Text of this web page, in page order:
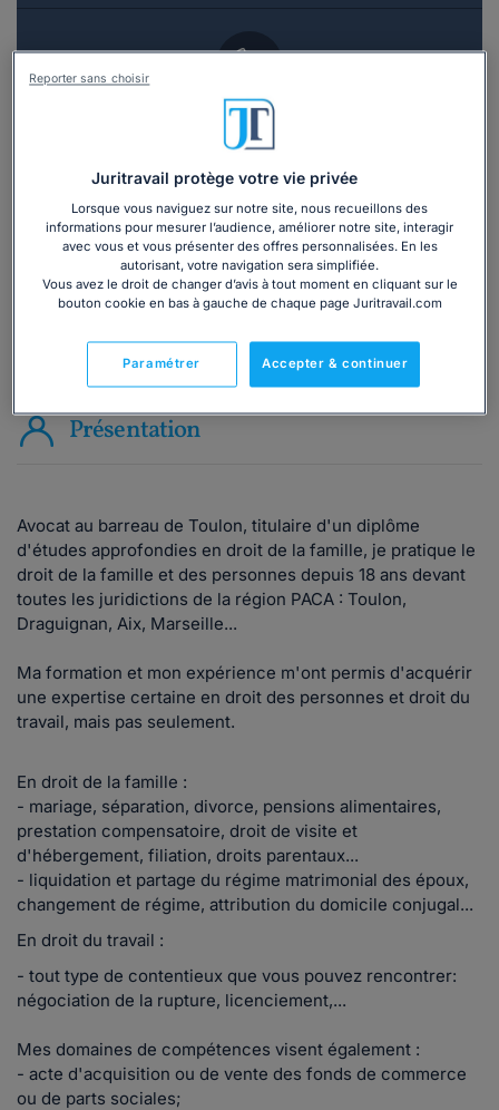
Vous souhaitez une consultation par
téléphone ?
Consulter immédiatement
ou appelez le 01 75 75 42 33
(8h à 21h du lundi au
vendredi)
Vous êtes avocat ?
Présentation
Avocat au barreau de Toulon, titulaire d'un diplôme
d'études approfondies en droit de la famille, je pratique le
droit de la famille et des personnes depuis 18 ans devant
toutes les juridictions de la région PACA : Toulon,
Draguignan, Aix, Marseille...
Ma formation et mon expérience m'ont permis d'acquérir
une expertise certaine en droit des personnes et droit du
travail, mais pas seulement.
En droit de la famille :
- mariage, séparation, divorce, pensions alimentaires,
prestation compensatoire, droit de visite et
d'hébergement, filiation, droits parentaux...
- liquidation et partage du régime matrimonial des époux,
changement de régime, attribution du domicile conjugal...
En droit du travail :
- tout type de contentieux que vous pouvez rencontrer:
négociation de la rupture, licenciement,...
Mes domaines de compétences visent également :
- acte d'acquisition ou de vente des fonds de commerce
ou de parts sociales;
Juritravail protège votre vie privée
Lorsque vous naviguez sur notre site, nous recueillons des
informations pour mesurer l’audience, améliorer notre site, interagir
avec vous et vous présenter des offres personnalisées. En les
autorisant, votre navigation sera simplifiée.
Vous avez le droit de changer d’avis à tout moment en cliquant sur le
bouton cookie en bas à gauche de chaque page Juritravail.com
Accepter & continuer
Paramétrer
Reporter sans choisir